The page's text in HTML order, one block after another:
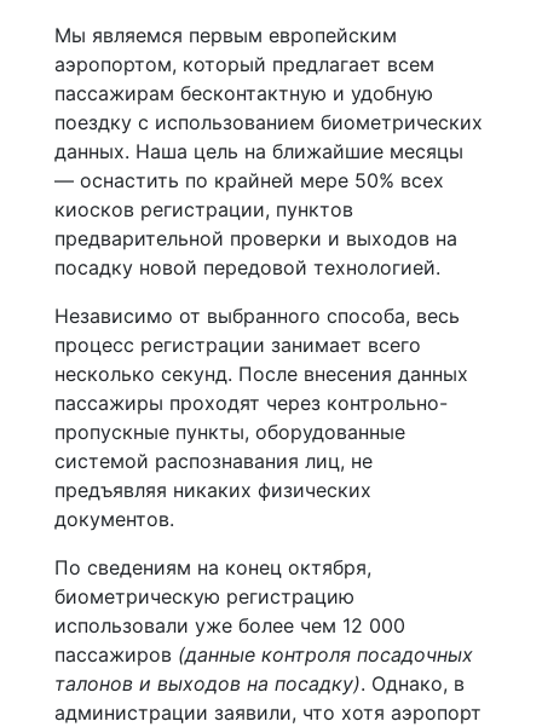
Мы являемся первым европейским
аэропортом, который предлагает всем
пассажирам бесконтактную и удобную
поездку с использованием биометрических
данных. Наша цель на ближайшие месяцы
— оснастить по крайней мере 50% всех
киосков регистрации, пунктов
предварительной проверки и выходов на
посадку новой передовой технологией.
Независимо от выбранного способа, весь
процесс регистрации занимает всего
несколько секунд. После внесения данных
пассажиры проходят через контрольно-
пропускные пункты, оборудованные
системой распознавания лиц, не
предъявляя никаких физических
документов.
По сведениям на конец октября,
биометрическую регистрацию
использовали уже более чем 12 000
пассажиров (данные контроля посадочных
талонов и выходов на посадку). Однако, в
администрации заявили, что хотя аэропорт